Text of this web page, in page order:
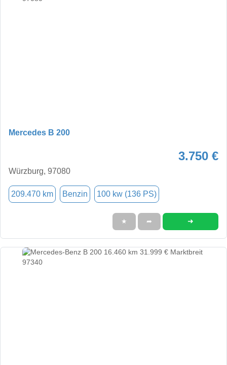
Mercedes B 200
3.750 €
Würzburg, 97080
209.470 km Benzin 100 kw (136 PS)
★ ➦ ➜